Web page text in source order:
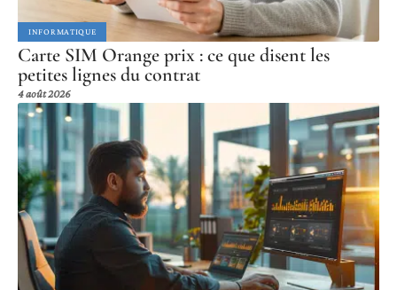
INFORMATIQUE
Carte SIM Orange prix : ce que disent les
petites lignes du contrat
4 août 2026